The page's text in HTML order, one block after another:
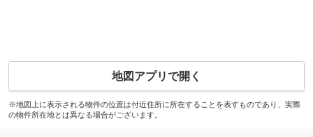
地図アプリで開く
※地図上に表示される物件の位置は付近住所に所在することを表すものであり、実際
の物件所在地とは異なる場合がございます。